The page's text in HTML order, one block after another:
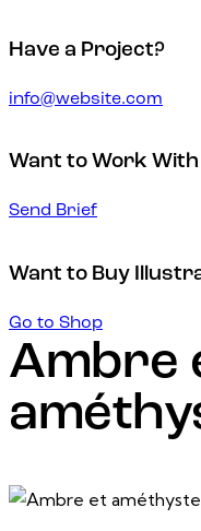
Have a Project?
info@website.com
Want to Work With
Send Brief
Want to Buy
Go to Shop
Ambre